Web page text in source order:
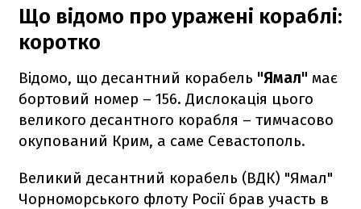
Що відомо про уражені кораблі:
коротко
Відомо, що десантний корабель "Ямал" має
бортовий номер – 156. Дислокація цього
великого десантного корабля – тимчасово
окупований Крим, а саме Севастополь.
Великий десантний корабель (ВДК) "Ямал"
Чорноморського флоту Росії брав участь в